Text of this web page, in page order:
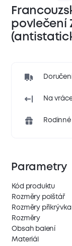
povlečení
Na
Parametry
Kód produktu
Rozměry polštář
Rozměry přikrývka
Rozměry
Obsah balení
Materiál